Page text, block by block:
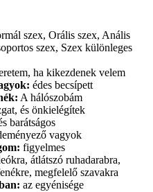
szex, Orális szex, Anális
szex, Szex különleges
ha kikezdenek velem
édes becsípett
A hálószobám
és önkielégítek
barátságos
vagyok
figyelmes
átlátszó ruhadarabra,
megfelelő szavakra
az egyénisége